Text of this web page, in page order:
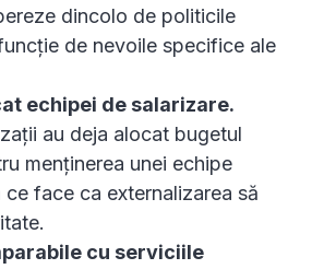
dincolo de politicile
de nevoile specifice ale
echipei de salarizare.
au deja alocat bugetul
menținerea unei echipe
ce face ca externalizarea să
cu serviciile